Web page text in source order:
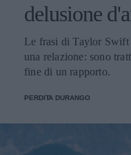
delusione
Le frasi di Taylor Swift
una relazione: sono
fine di un rapporto.
PERDITA DURANGO